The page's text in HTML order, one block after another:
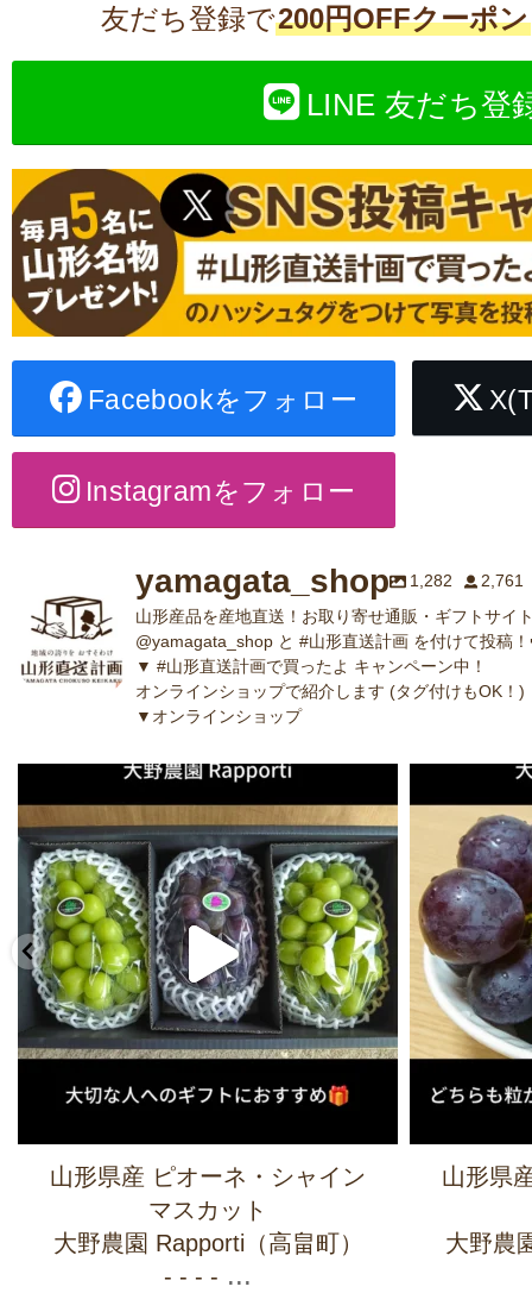
友だち登録で200円OFFクーポン
LINE 友だち登
Facebookをフォロー
Instagramをフォロー
yamagata_shop 1,282
2,761
山形産品を産地直送！お取り寄せ通販・ギフトサイ
@yamagata_shop と #山形直送計画 を付けて投稿
▼ #山形直送計画で買ったよ キャンペーン中！
オンラインショップで紹介します (タグ付けもOK！)
▼オンラインショップ
山形県産 ピオーネ・シャイン
マスカット
大野農園 Rapporti（高畠町）
- - - - ...
山形県
大野農